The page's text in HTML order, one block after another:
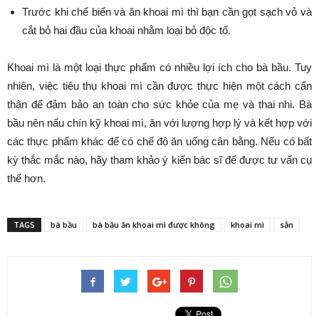
Trước khi chế biến và ăn khoai mì thì bạn cần gọt sạch vỏ và
cắt bỏ hai đầu của khoai nhằm loại bỏ độc tố.
Khoai mì là một loại thực phẩm có nhiều lợi ích cho bà bầu. Tuy
nhiên, việc tiêu thụ khoai mì cần được thực hiện một cách cẩn
thận để đảm bảo an toàn cho sức khỏe của mẹ và thai nhi. Bà
bầu nên nấu chín kỹ khoai mì, ăn với lượng hợp lý và kết hợp với
các thực phẩm khác để có chế độ ăn uống cân bằng. Nếu có bất
kỳ thắc mắc nào, hãy tham khảo ý kiến bác sĩ để được tư vấn cụ
thể hơn.
TAGS bà bầu bà bầu ăn khoai mì được không khoai mì sắn